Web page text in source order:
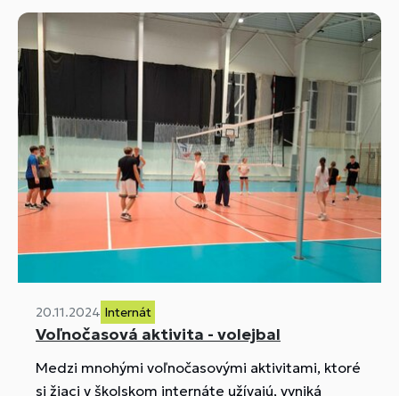
20.11.2024 Internát
Voľnočasová aktivita - volejbal
Medzi mnohými voľnočasovými aktivitami, ktoré
si žiaci v školskom internáte užívajú, vyniká